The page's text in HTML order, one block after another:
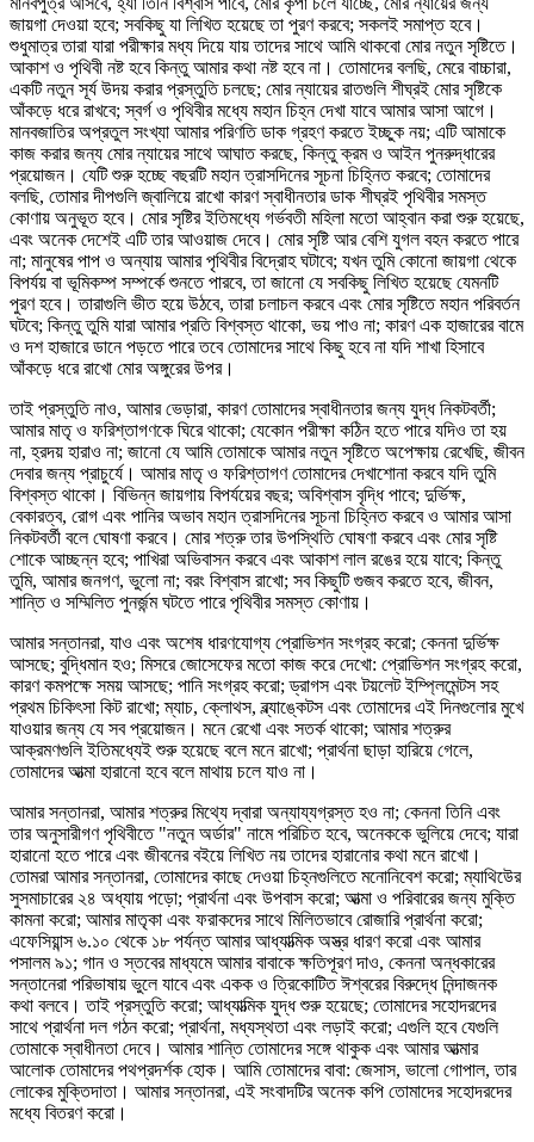
জায়গা দেওয়া হবে; সবকিছু যা লিখিত হয়েছে তা পুরণ করবে; সকলই সমাপ্ত হবে।
শুধুমাত্র তারা যারা পরীক্ষার মধ্য দিয়ে যায় তাদের সাথে আমি থাকবো মোর নতুন সৃষ্টিতে।
আকাশ ও পৃথিবী নষ্ট হবে কিন্তু আমার কথা নষ্ট হবে না। তোমাদের বলছি, মেরে বাচ্চারা,
একটি নতুন সূর্য উদয় করার প্রস্তুতি চলছে; মোর ন্যায়ের রাতগুলি শীঘ্রই মোর সৃষ্টিকে
আঁকড়ে ধরে রাখবে; স্বর্গ ও পৃথিবীর মধ্যে মহান চিহ্ন দেখা যাবে আমার আসা আগে।
মানবজাতির অপ্রতুল সংখ্যা আমার পরিণতি ডাক গ্রহণ করতে ইচ্ছুক নয়; এটি আমাকে
কাজ করার জন্য মোর ন্যায়ের সাথে আঘাত করছে, কিন্তু ক্রম ও আইন পুনরুদ্ধারের
প্রয়োজন। যেটি শুরু হচ্ছে বছরটি মহান ত্রাসদিনের সূচনা চিহ্নিত করবে; তোমাদের
বলছি, তোমার দীপগুলি জ্বালিয়ে রাখো কারণ স্বাধীনতার ডাক শীঘ্রই পৃথিবীর সমস্ত
কোণায় অনুভূত হবে। মোর সৃষ্টির ইতিমধ্যে গর্ভবতী মহিলা মতো আহ্বান করা শুরু হয়েছে,
এবং অনেক দেশেই এটি তার আওয়াজ দেবে। মোর সৃষ্টি আর বেশি যুগল বহন করতে পারে
না; মানুষের পাপ ও অন্যায় আমার পৃথিবীর বিদ্রোহ ঘটাবে; যখন তুমি কোনো জায়গা থেকে
বিপর্যয় বা ভূমিকম্প সম্পর্কে শুনতে পারবে, তা জানো যে সবকিছু লিখিত হয়েছে যেমনটি
পুরণ হবে। তারাগুলি ভীত হয়ে উঠবে, তারা চলাচল করবে এবং মোর সৃষ্টিতে মহান পরিবর্তন
ঘটবে; কিন্তু তুমি যারা আমার প্রতি বিশ্বস্ত থাকো, ভয় পাও না; কারণ এক হাজারের বামে
ও দশ হাজারে ডানে পড়তে পারে তবে তোমাদের সাথে কিছু হবে না যদি শাখা হিসাবে
আঁকড়ে ধরে রাখো মোর অঙ্গুরের উপর।
তাই প্রস্তুতি নাও, আমার ভেড়ারা, কারণ তোমাদের স্বাধীনতার জন্য যুদ্ধ নিকটবর্তী;
আমার মাতৃ ও ফরিশ্তাগণকে ঘিরে থাকো; যেকোন পরীক্ষা কঠিন হতে পারে যদিও তা হয়
না, হ্রদয় হারাও না; জানো যে আমি তোমাকে আমার নতুন সৃষ্টিতে অপেক্ষায় রেখেছি, জীবন
দেবার জন্য প্রাচুর্যে। আমার মাতৃ ও ফরিশ্তাগণ তোমাদের দেখাশোনা করবে যদি তুমি
বিশ্বস্ত থাকো। বিভিন্ন জায়গায় বিপর্যয়ের বছর; অবিশ্বাস বৃদ্ধি পাবে; দুর্ভিক্ষ,
বেকারত্ব, রোগ এবং পানির অভাব মহান ত্রাসদিনের সূচনা চিহ্নিত করবে ও আমার আসা
নিকটবর্তী বলে ঘোষণা করবে। মোর শত্রু তার উপস্থিতি ঘোষণা করবে এবং মোর সৃষ্টি
শোকে আচ্ছন্ন হবে; পাখিরা অভিবাসন করবে এবং আকাশ লাল রঙের হয়ে যাবে; কিন্তু
তুমি, আমার জনগণ, ভুলো না; বরং বিশ্বাস রাখো; সব কিছুটি গুজব করতে হবে, জীবন,
শান্তি ও সম্মিলিত পুনর্জন্ম ঘটতে পারে পৃথিবীর সমস্ত কোণায়।
আমার সন্তানরা, যাও এবং অশেষ ধারণযোগ্য প্রোভিশন সংগ্রহ করো; কেননা দুর্ভিক্ষ
আসছে; বুদ্ধিমান হও; মিসরে জোসেফের মতো কাজ করে দেখো: প্রোভিশন সংগ্রহ করো,
কারণ কমপক্ষে সময় আসছে; পানি সংগ্রহ করো; ড্রাগস এবং টয়লেট ইম্প্লিমেন্টস সহ
প্রথম চিকিৎসা কিট রাখো; ম্যাচ, ক্লোথস, ব্ল্যাঙ্কেটস এবং তোমাদের এই দিনগুলোর মুখে
যাওয়ার জন্য যে সব প্রয়োজন। মনে রেখো এবং সতর্ক থাকো; আমার শত্রুর
আক্রমণগুলি ইতিমধ্যেই শুরু হয়েছে বলে মনে রাখো; প্রার্থনা ছাড়া হারিয়ে গেলে,
তোমাদের আত্মা হারানো হবে বলে মাথায় চলে যাও না।
আমার সন্তানরা, আমার শত্রুর মিথ্যে দ্বারা অন্যায্যগ্রস্ত হও না; কেননা তিনি এবং
তার অনুসারীগণ পৃথিবীতে "নতুন অর্ডার" নামে পরিচিত হবে, অনেককে ভুলিয়ে দেবে; যারা
হারানো হতে পারে এবং জীবনের বইয়ে লিখিত নয় তাদের হারানোর কথা মনে রাখো।
তোমরা আমার সন্তানরা, তোমাদের কাছে দেওয়া চিহ্নগুলিতে মনোনিবেশ করো; ম্যাথিউের
সুসমাচারের ২৪ অধ্যায় পড়ো; প্রার্থনা এবং উপবাস করো; আত্মা ও পরিবারের জন্য মুক্তি
কামনা করো; আমার মাতৃকা এবং ফরাকদের সাথে মিলিতভাবে রোজারি প্রার্থনা করো;
এফেসিয়ান্স ৬.১০ থেকে ১৮ পর্যন্ত আমার আধ্যাত্মিক অস্ত্র ধারণ করো এবং আমার
পসালম ৯১; গান ও স্তবের মাধ্যমে আমার বাবাকে ক্ষতিপূরণ দাও, কেননা অন্ধকারের
সন্তানেরা পরিভাষায় ভুলে যাবে এবং একক ও ত্রিকোটিত ঈশ্বরের বিরুদ্ধে নিন্দাজনক
কথা বলবে। তাই প্রস্তুতি করো; আধ্যাত্মিক যুদ্ধ শুরু হয়েছে; তোমাদের সহোদরদের
সাথে প্রার্থনা দল গঠন করো; প্রার্থনা, মধ্যস্থতা এবং লড়াই করো; এগুলি হবে যেগুলি
তোমাকে স্বাধীনতা দেবে। আমার শান্তি তোমাদের সঙ্গে থাকুক এবং আমার আত্মার
আলোক তোমাদের পথপ্রদর্শক হোক। আমি তোমাদের বাবা: জেসাস, ভালো গোপাল, তার
লোকের মুক্তিদাতা। আমার সন্তানরা, এই সংবাদটির অনেক কপি তোমাদের সহোদরদের
মধ্যে বিতরণ করো।